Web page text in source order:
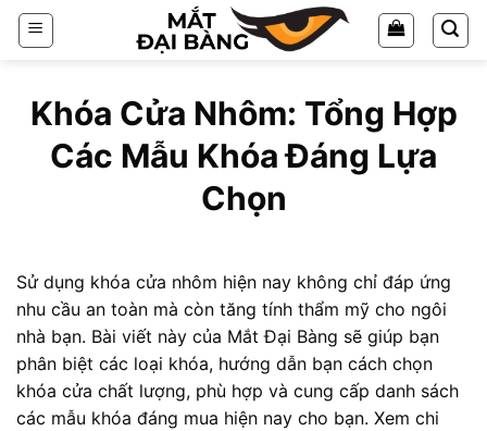
Chuyển
đến
Khóa Cửa Nhôm: Tổng Hợp
Các Mẫu Khóa Đáng Lựa
Chọn
Sử dụng khóa cửa nhôm hiện nay không chỉ đáp ứng
nhu cầu an toàn mà còn tăng tính thẩm mỹ cho ngôi
nhà bạn. Bài viết này của Mắt Đại Bàng sẽ giúp bạn
phân biệt các loại khóa, hướng dẫn bạn cách chọn
khóa cửa chất lượng, phù hợp và cung cấp danh sách
các mẫu khóa đáng mua hiện nay cho bạn. Xem chi